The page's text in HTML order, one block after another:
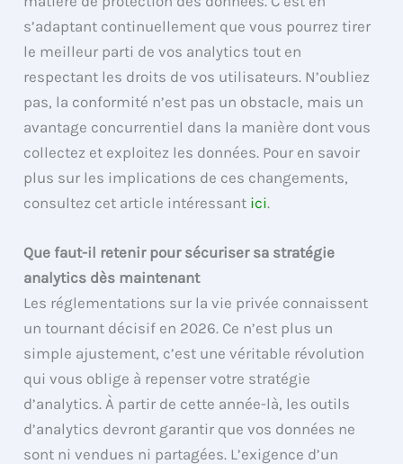
s’adaptant continuellement que vous pourrez tirer
le meilleur parti de vos analytics tout en
respectant les droits de vos utilisateurs. N’oubliez
pas, la conformité n’est pas un obstacle, mais un
avantage concurrentiel dans la manière dont vous
collectez et exploitez les données. Pour en savoir
plus sur les implications de ces changements,
consultez cet article intéressant ici.
Que faut-il retenir pour sécuriser sa stratégie
analytics dès maintenant
Les réglementations sur la vie privée connaissent
un tournant décisif en 2026. Ce n’est plus un
simple ajustement, c’est une véritable révolution
qui vous oblige à repenser votre stratégie
d’analytics. À partir de cette année-là, les outils
d’analytics devront garantir que vos données ne
sont ni vendues ni partagées. L’exigence d’un